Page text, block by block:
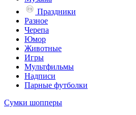
Праздники
Разное
Черепа
Юмор
Животные
Игры
Мультфильмы
Надписи
Парные футболки
Сумки шопперы